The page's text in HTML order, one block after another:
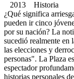
2013 Historia
¿Qué significa
pueden ir cinco
por su nación? La
sucedió realmente en
las elecciones y
personas". La Plaza
espectador
historias personales